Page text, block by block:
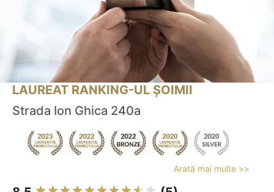
LAUREAT RANKING-UL ȘOIMII
Strada Ion Ghica 240a
Arată mai multe >>